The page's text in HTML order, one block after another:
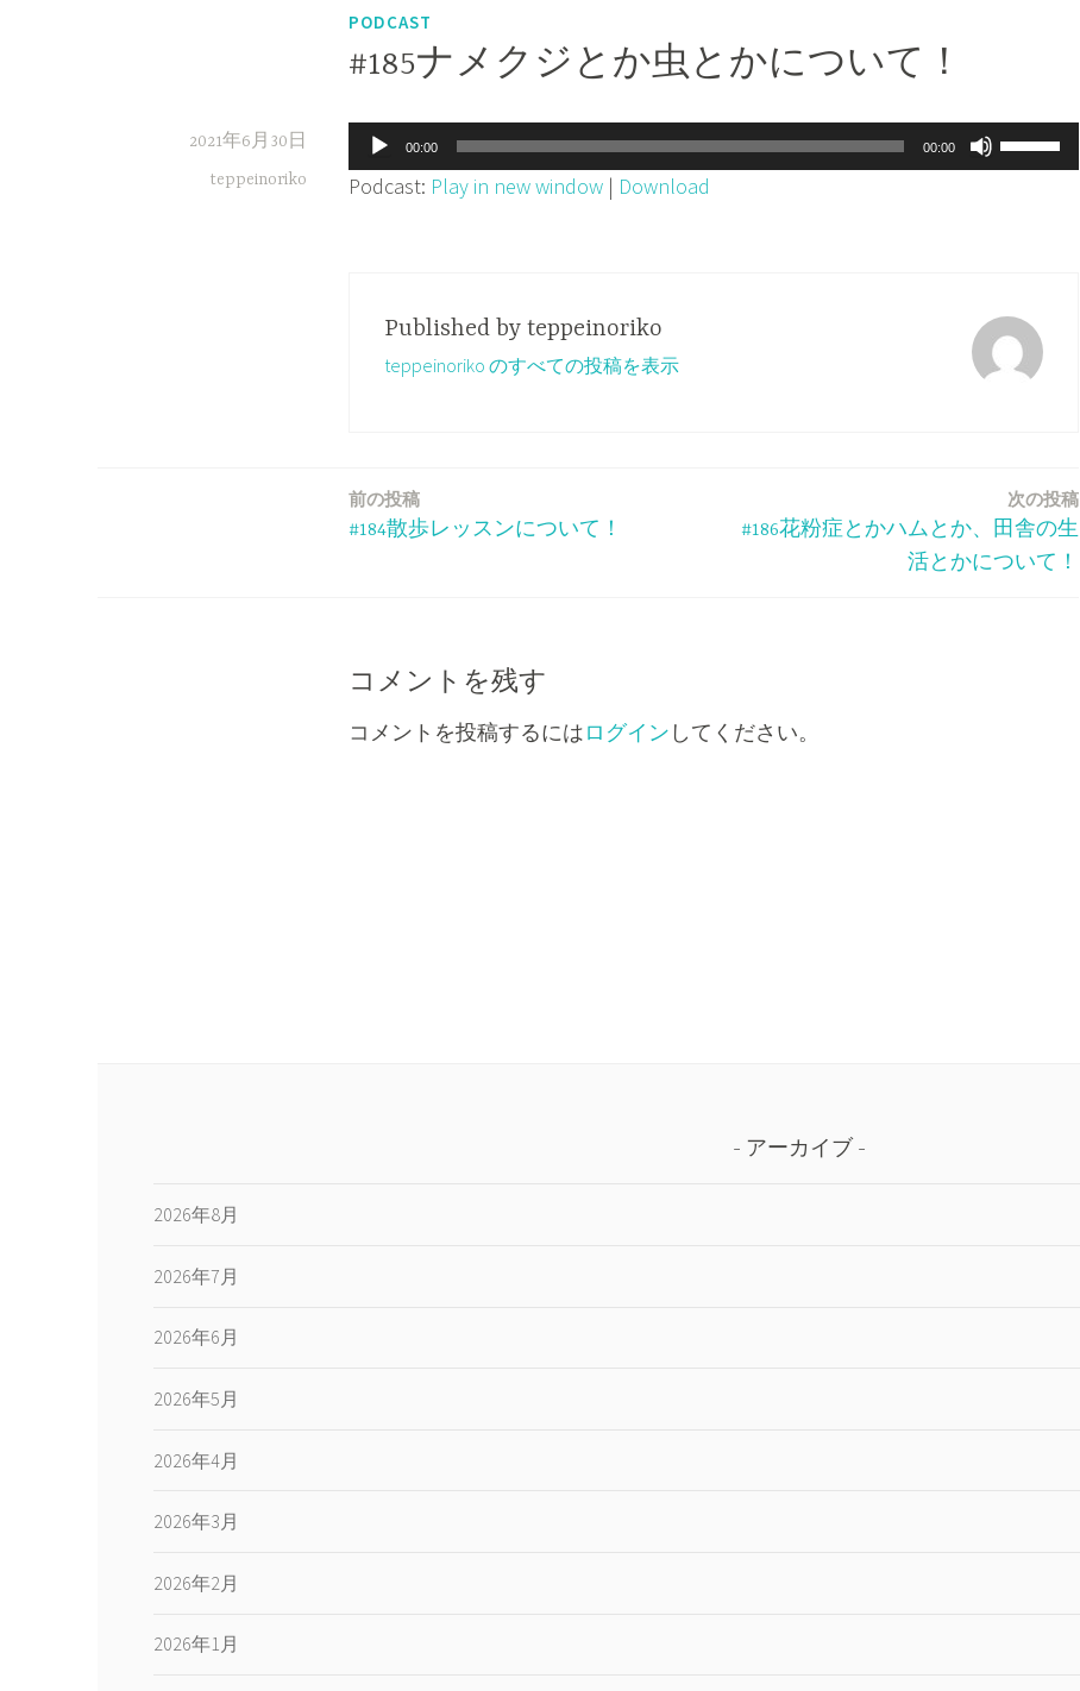
PODCAST
#185ナメクジとか虫とかについて！
2021年6月30日
teppeinoriko
声
プ
00:00 00:00
ボ
リ
節
に
矢
印
キ
Podcast: Play in new window | Download
Published by teppeinoriko
teppeinoriko のすべての投稿を表示
前の投稿
#184散歩レッスンについて！
次の投稿
#186花粉症とかハムとか、田舎の生
活とかについて！
コメントを残す
コメントを投稿するにはログイン してください。
アーカイブ
2026年8月
2026年7月
2026年6月
2026年5月
2026年4月
2026年3月
2026年2月
2026年1月